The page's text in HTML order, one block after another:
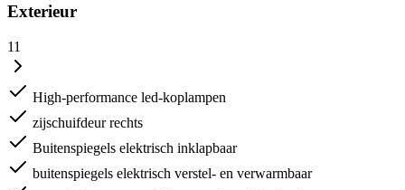
Exterieur
11
High-performance led-koplampen
zijschuifdeur rechts
Buitenspiegels elektrisch inklapbaar
buitenspiegels elektrisch verstel- en verwarmbaar